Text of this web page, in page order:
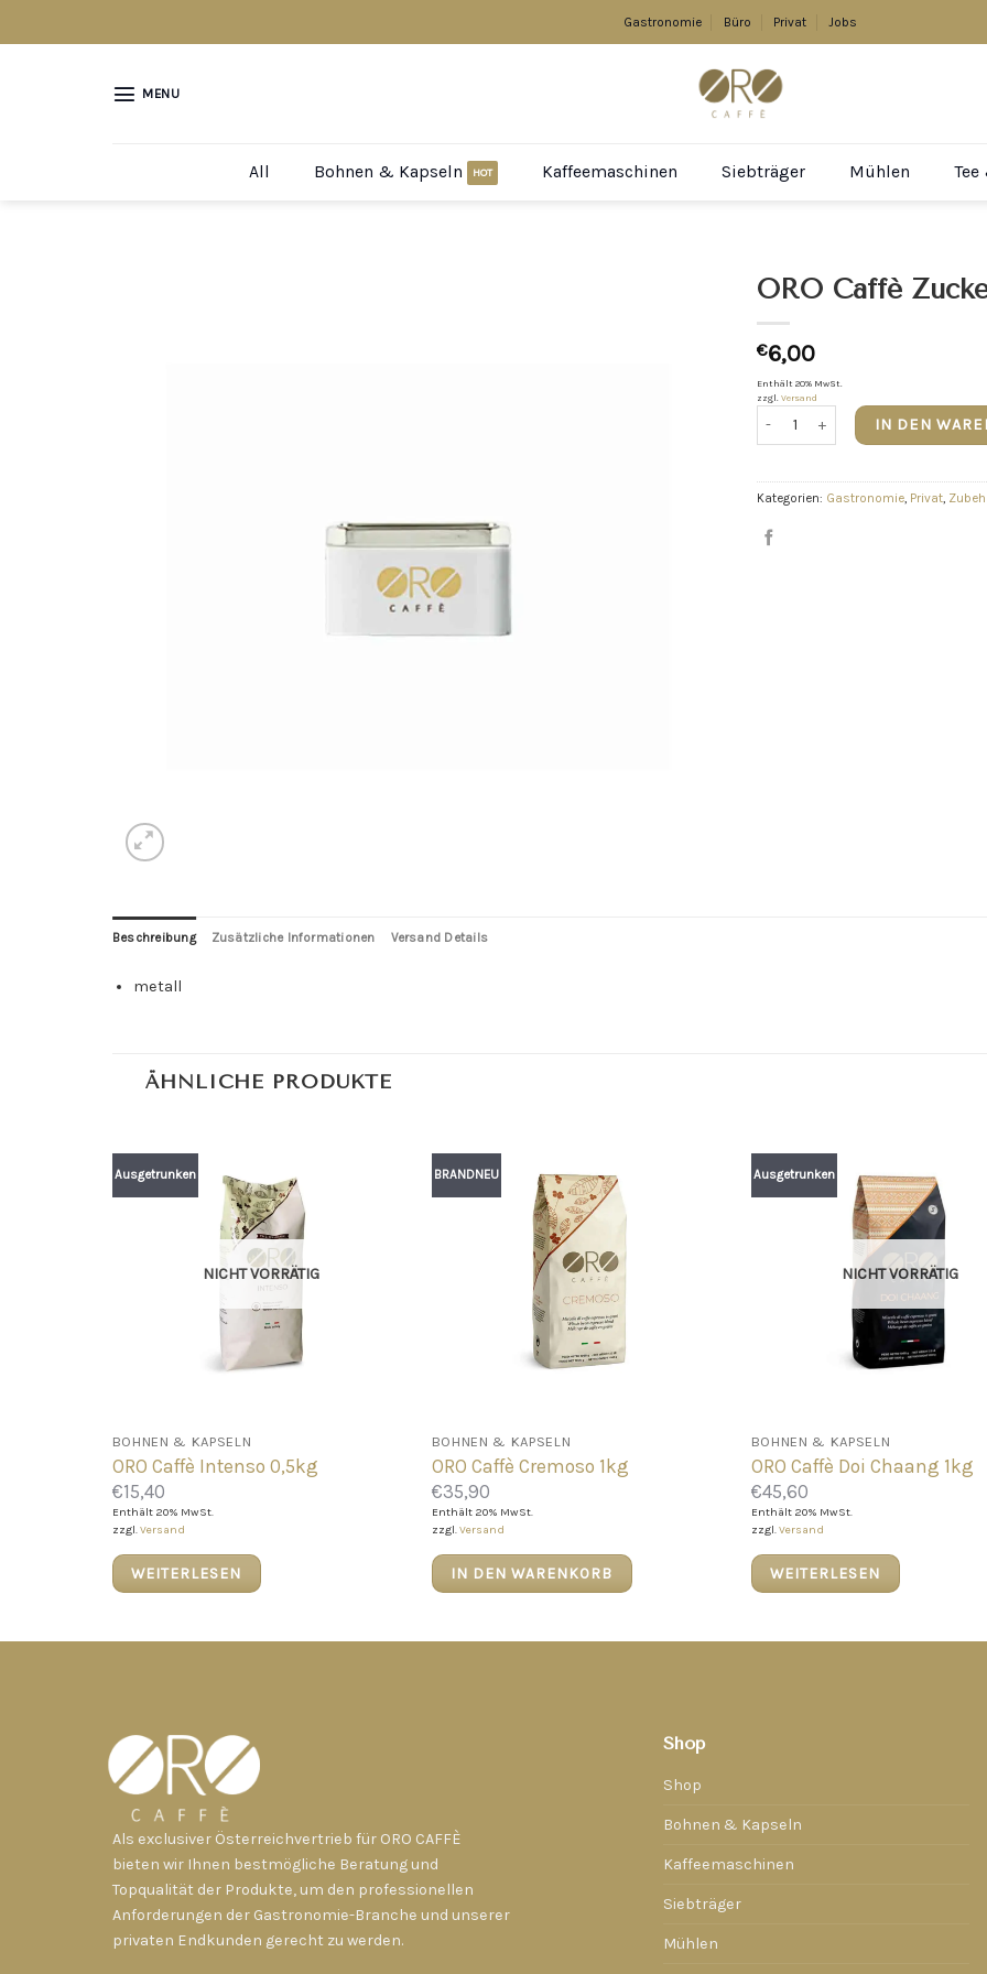
Gastronomie Büro Privat Jobs
MENU
All Bohnen & Kapseln Kaffeemaschinen Siebträger Mühlen
ORO Caffè
€6,00
Enthält 20% MwSt.
zzgl. Versand
ORO Caffè Zuckerbehälter klein
IN DEN
Kategorien: Gastronomie Privat
Beschreibung Zusätzliche Informationen Versand Details
metall
ÄHNLICHE PRODUKTE
Ausgetrunken
NICHT VORRÄTIG
BOHNEN & KAPSELN
ORO Caffè Intenso 0,5kg
€15,40
Enthält 20% MwSt.
zzgl.Versand
WEITERLESEN
BRANDNEU
BOHNEN & KAPSELN
ORO Caffè Cremoso 1kg
€35,90
Enthält 20% MwSt.
zzgl.Versand
IN DEN WARENKORB
Ausgetrunken
NICHT VORRÄTIG
BOHNEN & KAPSELN
ORO Caffè Doi Chaang 1kg
€45,60
Enthält 20% MwSt.
zzgl.Versand
WEITERLESEN
Als exclusiver Österreichvertrieb für ORO CAFFÈ
bieten wir Ihnen bestmögliche Beratung und
Topqualität der Produkte, um den professionellen
Anforderungen der Gastronomie-Branche und unserer
privaten Endkunden gerecht zu werden.
Shop
Shop
Bohnen & Kapseln
Kaffeemaschinen
Siebträger
Mühlen